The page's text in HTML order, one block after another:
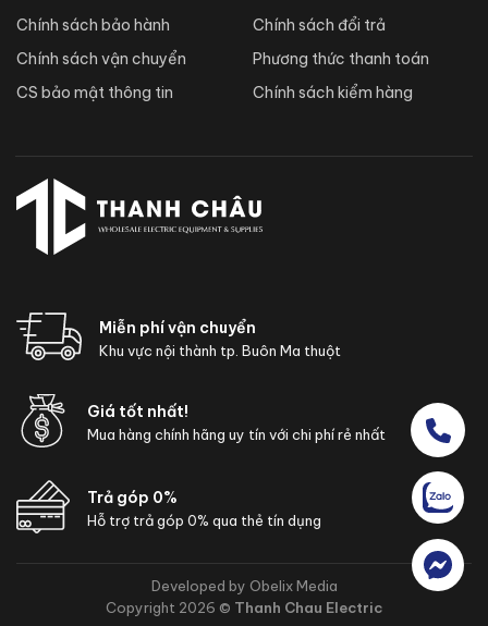
Chính sách bảo hành
Chính sách vận chuyển
CS bảo mật thông tin
Chính sách đổi trả
Phương thức thanh toán
Chính sách kiểm hàng
Miễn phí vận chuyển
Khu vực nội thành tp. Buôn Ma thuột
Giá tốt nhất!
Mua hàng chính hãng uy tín với chi phí rẻ nhất
Trả góp 0%
Hỗ trợ trả góp 0% qua thẻ tín dụng
Developed by Obelix Media
Copyright 2026 © Thanh Chau Electric